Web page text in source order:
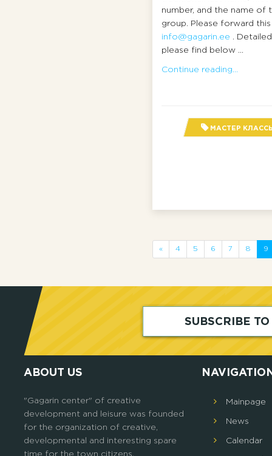
number, and the name of
group. Please forward
info@gagarin.ee .
please find below ...
Continue reading...
МАСТЕР
« 4 5 6 7 8 9
SUBSCRIBE
ABOUT US
"Gagarin center" of creative
development and leisure was founded
for the organization of creative,
developmental and interesting spare
time for the town citizens.
Mainpage
News
Calendar